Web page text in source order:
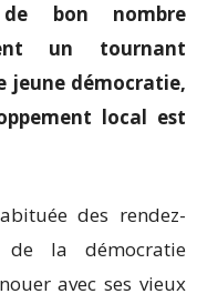
bon nombre
un tournant
jeune démocratie,
local est
des rendez-
de la démocratie
avec ses vieux